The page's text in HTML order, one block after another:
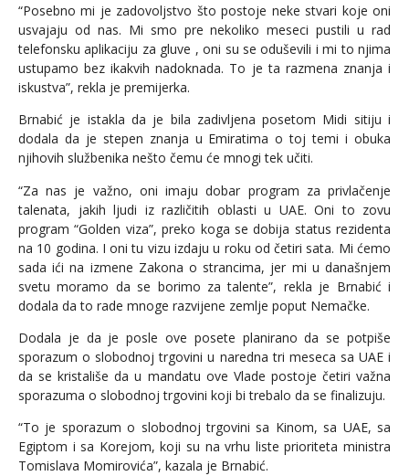
“Posebno mi je zadovoljstvo što postoje neke stvari koje oni
usvajaju od nas. Mi smo pre nekoliko meseci pustili u rad
telefonsku aplikaciju za gluve , oni su se oduševili i mi to njima
ustupamo bez ikakvih nadoknada. To je ta razmena znanja i
iskustva”, rekla je premijerka.
Brnabić je istakla da je bila zadivljena posetom Midi sitiju i
dodala da je stepen znanja u Emiratima o toj temi i obuka
njihovih službenika nešto čemu će mnogi tek učiti.
“Za nas je važno, oni imaju dobar program za privlačenje
talenata, jakih ljudi iz različitih oblasti u UAE. Oni to zovu
program “Golden viza”, preko koga se dobija status rezidenta
na 10 godina. I oni tu vizu izdaju u roku od četiri sata. Mi ćemo
sada ići na izmene Zakona o strancima, jer mi u današnjem
svetu moramo da se borimo za talente”, rekla je Brnabić i
dodala da to rade mnoge razvijene zemlje poput Nemačke.
Dodala je da je posle ove posete planirano da se potpiše
sporazum o slobodnoj trgovini u naredna tri meseca sa UAE i
da se kristališe da u mandatu ove Vlade postoje četiri važna
sporazuma o slobodnoj trgovini koji bi trebalo da se finalizuju.
“To je sporazum o slobodnoj trgovini sa Kinom, sa UAE, sa
Egiptom i sa Korejom, koji su na vrhu liste prioriteta ministra
Tomislava Momirovića”, kazala je Brnabić.